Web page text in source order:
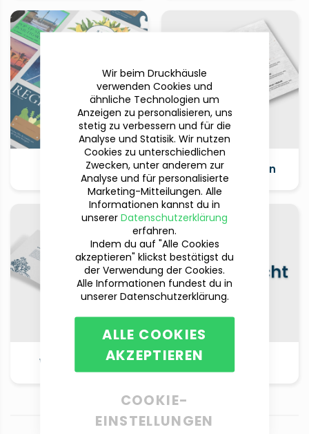
Postkarten Tischunterlagen
Wickelfalzflyer Alle Produkte
anschauen
Wir beim Druckhäusle
verwenden Cookies und
ähnliche Technologien um
Anzeigen zu personalisieren, uns
stetig zu verbessern und für die
Analyse und Statisik. Wir nutzen
Cookies zu unterschiedlichen
Zwecken, unter anderem zur
Analyse und für personalisierte
Marketing-Mitteilungen. Alle
Informationen kannst du in
unserer Datenschutzerklärung
erfahren.
Indem du auf "Alle Cookies
akzeptieren" klickst bestätigst du
der Verwendung der Cookies.
Alle Informationen fundest du in
unserer Datenschutzerklärung.
ALLE COOKIES
AKZEPTIEREN
COOKIE-
EINSTELLUNGEN